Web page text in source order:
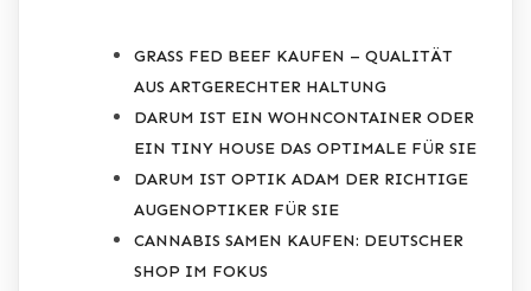
GRASS FED BEEF KAUFEN – QUALITÄT
AUS ARTGERECHTER HALTUNG
DARUM IST EIN WOHNCONTAINER ODER
EIN TINY HOUSE DAS OPTIMALE FÜR SIE
DARUM IST OPTIK ADAM DER RICHTIGE
AUGENOPTIKER FÜR SIE
CANNABIS SAMEN KAUFEN: DEUTSCHER
SHOP IM FOKUS